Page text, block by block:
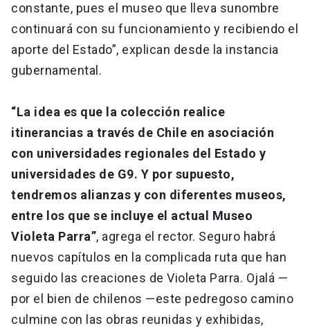
constante, pues el museo que lleva sunombre
continuará con su funcionamiento y recibiendo el
aporte del Estado”, explican desde la instancia
gubernamental.
“La idea es que la colección realice
itinerancias a través de Chile en asociación
con universidades regionales del Estado y
universidades de G9. Y por supuesto,
tendremos alianzas y con diferentes museos,
entre los que se incluye el actual Museo
Violeta Parra”, agrega el rector. Seguro habrá
nuevos capítulos en la complicada ruta que han
seguido las creaciones de Violeta Parra. Ojalá —
por el bien de chilenos —este pedregoso camino
culmine con las obras reunidas y exhibidas,